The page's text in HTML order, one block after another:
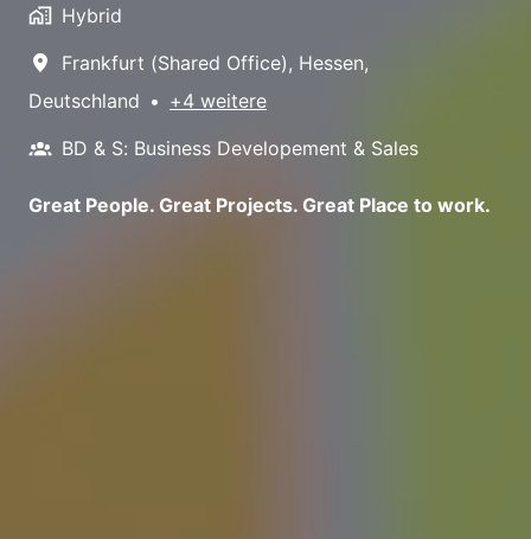
Hybrid
Frankfurt (Shared Office), Hessen,
Deutschland • +4 weitere
BD & S: Business Developement & Sales
Great People. Great Projects. Great Place to work.